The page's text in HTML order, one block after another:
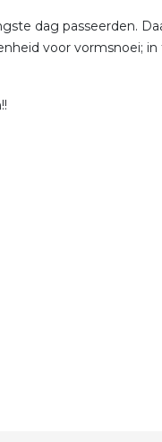
dag passeerden.
voor vormsnoei;